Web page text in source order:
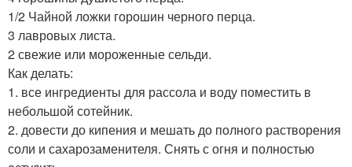
1/2 Чайной ложки горошин черного перца.
3 лавровых листа.
2 свежие или мороженные сельди.
Как делать:
1. все ингредиенты для рассола и воду поместить в
небольшой сотейник.
2. довести до кипения и мешать до полного растворения
соли и сахарозаменителя. Снять с огня и полностью